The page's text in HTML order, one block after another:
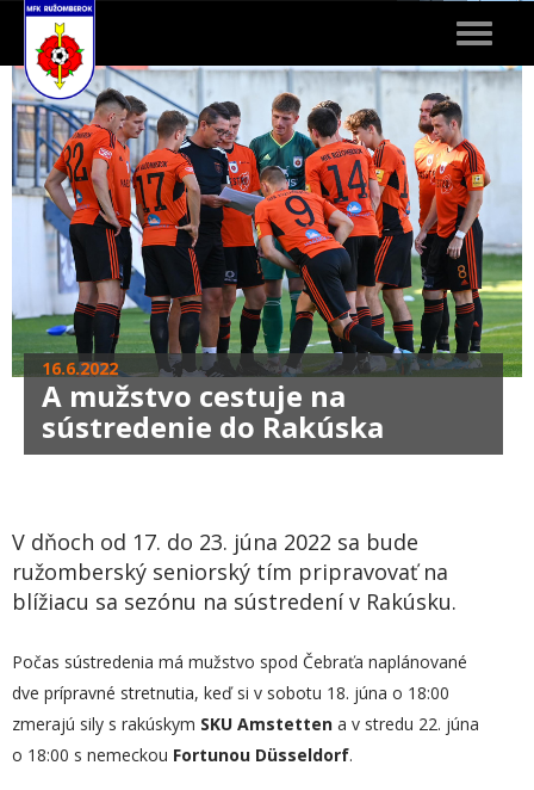
Toggle
16.6.2022
A mužstvo cestuje na
sústredenie do Rakúska
V dňoch od 17. do 23. júna 2022 sa bude
ružomberský seniorský tím pripravovať na
blížiacu sa sezónu na sústredení v Rakúsku.
Počas sústredenia má mužstvo spod Čebraťa naplánované
dve prípravné stretnutia, keď si v sobotu 18. júna o 18:00
zmerajú sily s rakúskym SKU Amstetten a v stredu 22. júna
o 18:00 s nemeckou Fortunou Düsseldorf.